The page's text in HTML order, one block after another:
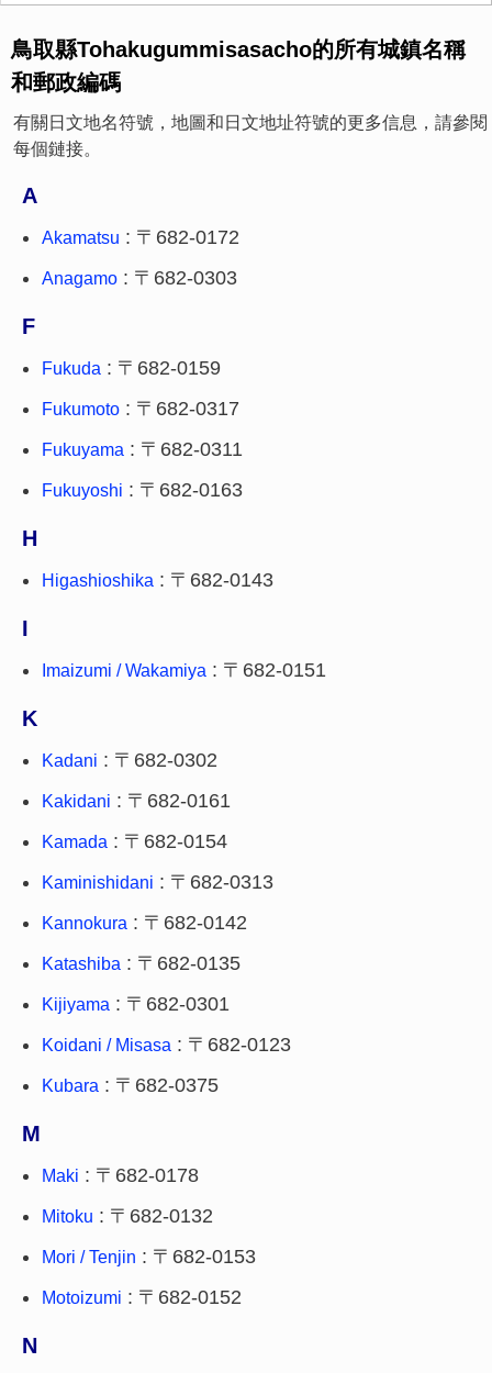
鳥取縣Tohakugummisasacho的所有城鎮名稱
和郵政編碼
有關日文地名符號，地圖和日文地址符號的更多信息，請參閱
每個鏈接。
A
Akamatsu : 〒682-0172
Anagamo : 〒682-0303
F
Fukuda : 〒682-0159
Fukumoto : 〒682-0317
Fukuyama : 〒682-0311
Fukuyoshi : 〒682-0163
H
Higashioshika : 〒682-0143
I
Imaizumi / Wakamiya : 〒682-0151
K
Kadani : 〒682-0302
Kakidani : 〒682-0161
Kamada : 〒682-0154
Kaminishidani : 〒682-0313
Kannokura : 〒682-0142
Katashiba : 〒682-0135
Kijiyama : 〒682-0301
Koidani / Misasa : 〒682-0123
Kubara : 〒682-0375
M
Maki : 〒682-0178
Mitoku : 〒682-0132
Mori / Tenjin : 〒682-0153
Motoizumi : 〒682-0152
N